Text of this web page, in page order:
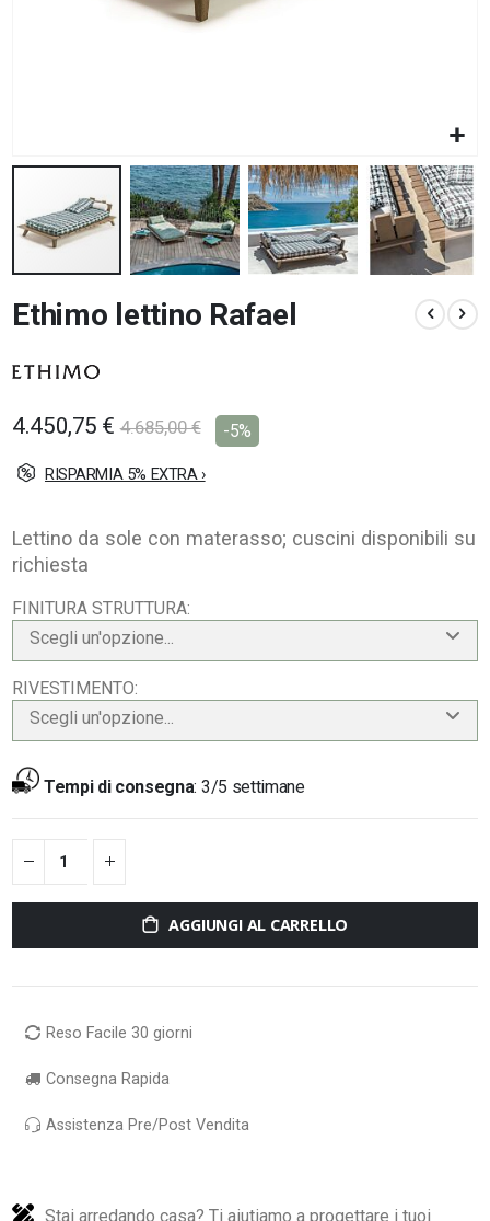
all'inizio
della
di
Ethimo lettino Rafael
4.450,75 € 4.685,00 € -5%
RISPARMIA 5% EXTRA ›
Lettino da sole con materasso; cuscini disponibili su
richiesta
FINITURA STRUTTURA
Scegli un'opzione...
RIVESTIMENTO
Scegli un'opzione...
Tempi di consegna: 3/5 settimane
AGGIUNGI AL CARRELLO
Reso Facile 30 giorni
Consegna Rapida
Assistenza Pre/Post Vendita
Stai arredando casa? Ti aiutiamo a progettare i tuoi